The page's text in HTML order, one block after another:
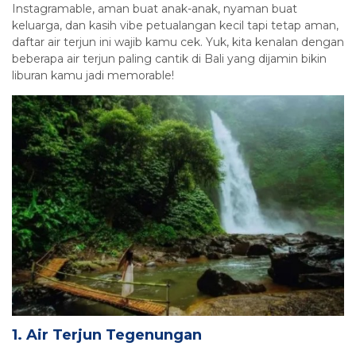
Instagramable, aman buat anak-anak, nyaman buat
keluarga, dan kasih vibe petualangan kecil tapi tetap aman,
daftar air terjun ini wajib kamu cek. Yuk, kita kenalan dengan
beberapa air terjun paling cantik di Bali yang dijamin bikin
liburan kamu jadi memorable!
1. Air Terjun Tegenungan